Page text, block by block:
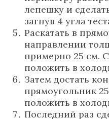
лепешку и
загнув 4 угла
Раскатать в
направлении
примерно 25 см.
положить в
Затем достать
прямоугольник
положить в
Последний раз